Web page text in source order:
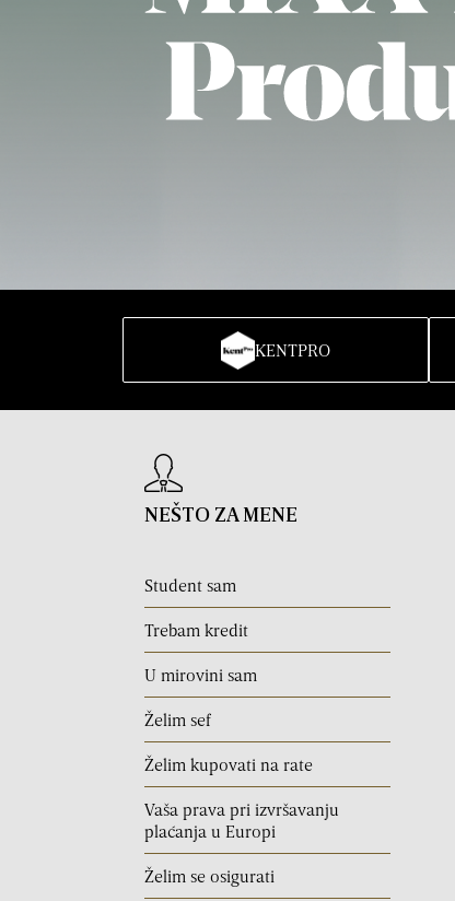
KENTPRO
NEŠTO ZA MENE
Student sam
Trebam kredit
U mirovini sam
Želim sef
Želim kupovati na rate
Vaša prava pri izvršavanju
plaćanja u Europi
Želim se osigurati